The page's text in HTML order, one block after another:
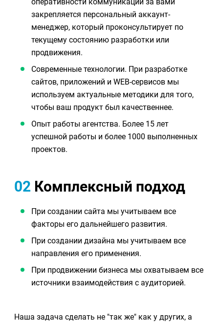
оперативности коммуникации за вами
закрепляется персональный аккаунт-
менеджер, который проконсультирует по
текущему состоянию разработки или
продвижения.
Современные технологии. При разработке
сайтов, приложений и WEB-сервисов мы
используем актуальные методики для того,
чтобы ваш продукт был качественнее.
Опыт работы агентства. Более 15 лет
успешной работы и более 1000 выполненных
проектов.
02 Комплексный подход
При создании сайта мы учитываем все
факторы его дальнейшего развития.
При создании дизайна мы учитываем все
направления его применения.
При продвижении бизнеса мы охватываем все
источники взаимодействия с аудиторией.
Наша задача сделать не "так же" как у других, а